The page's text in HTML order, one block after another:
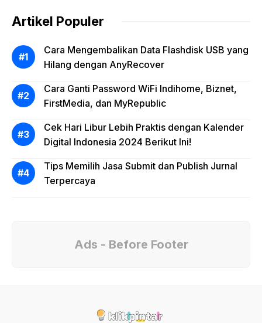
Artikel Populer
Cara Mengembalikan Data Flashdisk USB yang
Hilang dengan AnyRecover
Cara Ganti Password WiFi Indihome, Biznet,
FirstMedia, dan MyRepublic
Cek Hari Libur Lebih Praktis dengan Kalender
Digital Indonesia 2024 Berikut Ini!
Tips Memilih Jasa Submit dan Publish Jurnal
Terpercaya
Ads - Before Footer